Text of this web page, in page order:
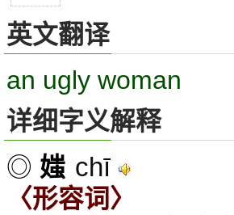
英文翻译
an ugly woman
详细字义解释
◎ 媸 chī
〈形容词〉